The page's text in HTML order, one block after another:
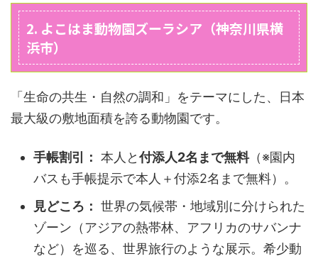
2. よこはま動物園ズーラシア（神奈川県横
浜市）
「生命の共生・自然の調和」をテーマにした、日本
最大級の敷地面積を誇る動物園です。
手帳割引： 本人と付添人2名まで無料（※園内
バスも手帳提示で本人＋付添2名まで無料）。
見どころ： 世界の気候帯・地域別に分けられた
ゾーン（アジアの熱帯林、アフリカのサバンナ
など）を巡る、世界旅行のような展示。希少動